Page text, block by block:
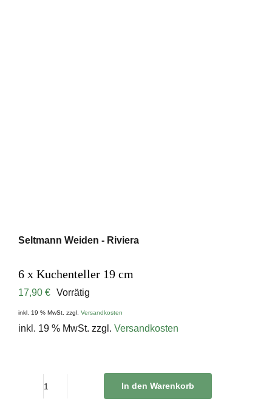
Seltmann Weiden - Riviera
6 x Kuchenteller 19 cm
17,90 € Vorrätig
inkl. 19 % MwSt. zzgl. Versandkosten
inkl. 19 % MwSt. zzgl. Versandkosten
In den Warenkorb